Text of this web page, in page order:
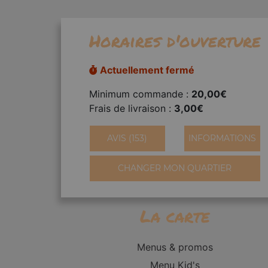
Horaires d'ouverture
Actuellement fermé
Minimum commande : 20,00€
Frais de livraison : 3,00€
AVIS (153) INFORMATIONS
CHANGER MON QUARTIER
La carte
Menus & promos
Menu Kid's